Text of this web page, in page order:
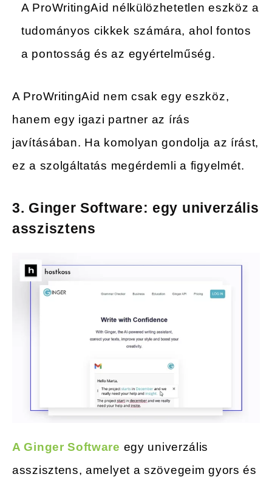
A ProWritingAid nélkülözhetetlen eszköz a
tudományos cikkek számára, ahol fontos
a pontosság és az egyértelműség.
A ProWritingAid nem csak egy eszköz,
hanem egy igazi partner az írás
javításában. Ha komolyan gondolja az írást,
ez a szolgáltatás megérdemli a figyelmét.
3. Ginger Software: egy univerzális
asszisztens
A Ginger Software egy univerzális
asszisztens, amelyet a szövegeim gyors és